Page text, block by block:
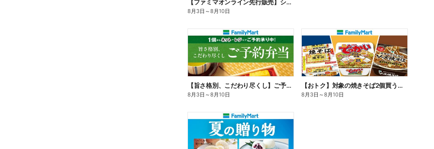
【ファミマオンライン先行販売】シルバニアファミリー
8月3日 ～8月10日
【旨さ格別、こだわり尽くし】ご予約弁当
8月3日 ～8月10日
【おトク】対象の焼きそば2個買うと100円引き!
8月3日 ～8月10日